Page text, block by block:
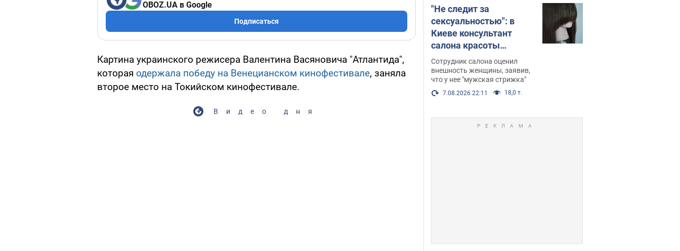
OBOZ.UA в Google
Подписаться
Картина украинского режисера Валентина Васяновича "Атлантида",
которая одержала победу на Венецианском кинофестивале, заняла
второе место на Токийском кинофестивале.
Видео дня
"Не следит за
сексуальностью": в
Киеве консультант
салона красоты
оскорбил женщину
после химиотерапии,
разгорелся скандал.
Фото
Сотрудник салона оценил
внешность женщины, заявив,
что у нее "мужская стрижка"
7.08.2026 22:11 18,0 т.